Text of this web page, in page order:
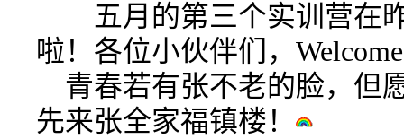
五月的第三个实训营在
啦！各位小伙伴们，Welcome
青春若有张不老的脸，但
先来张全家福镇楼！